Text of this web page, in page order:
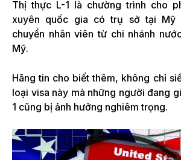
Thị thực L-1 là chường trình cho
xuyên quốc gia có trụ sở tại Mỹ
chuyển nhân viên từ chi nhánh
Mỹ.
Hãng tin cho biết thêm, không chỉ
loại visa này mà những người đang
1 cũng bị ảnh hưởng nghiêm trọng.